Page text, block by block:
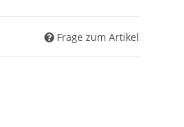
Frage zum Artikel